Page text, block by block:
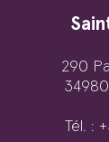
290
Tél. :